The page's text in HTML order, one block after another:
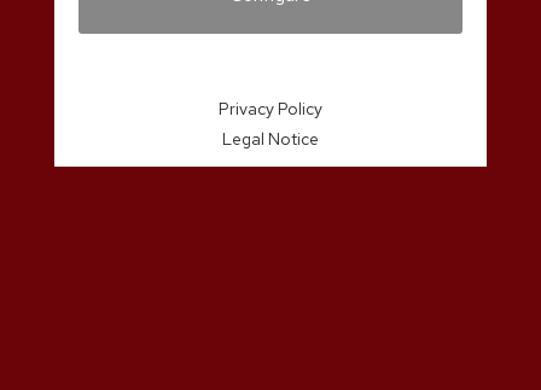
Privacy Policy
Legal Notice